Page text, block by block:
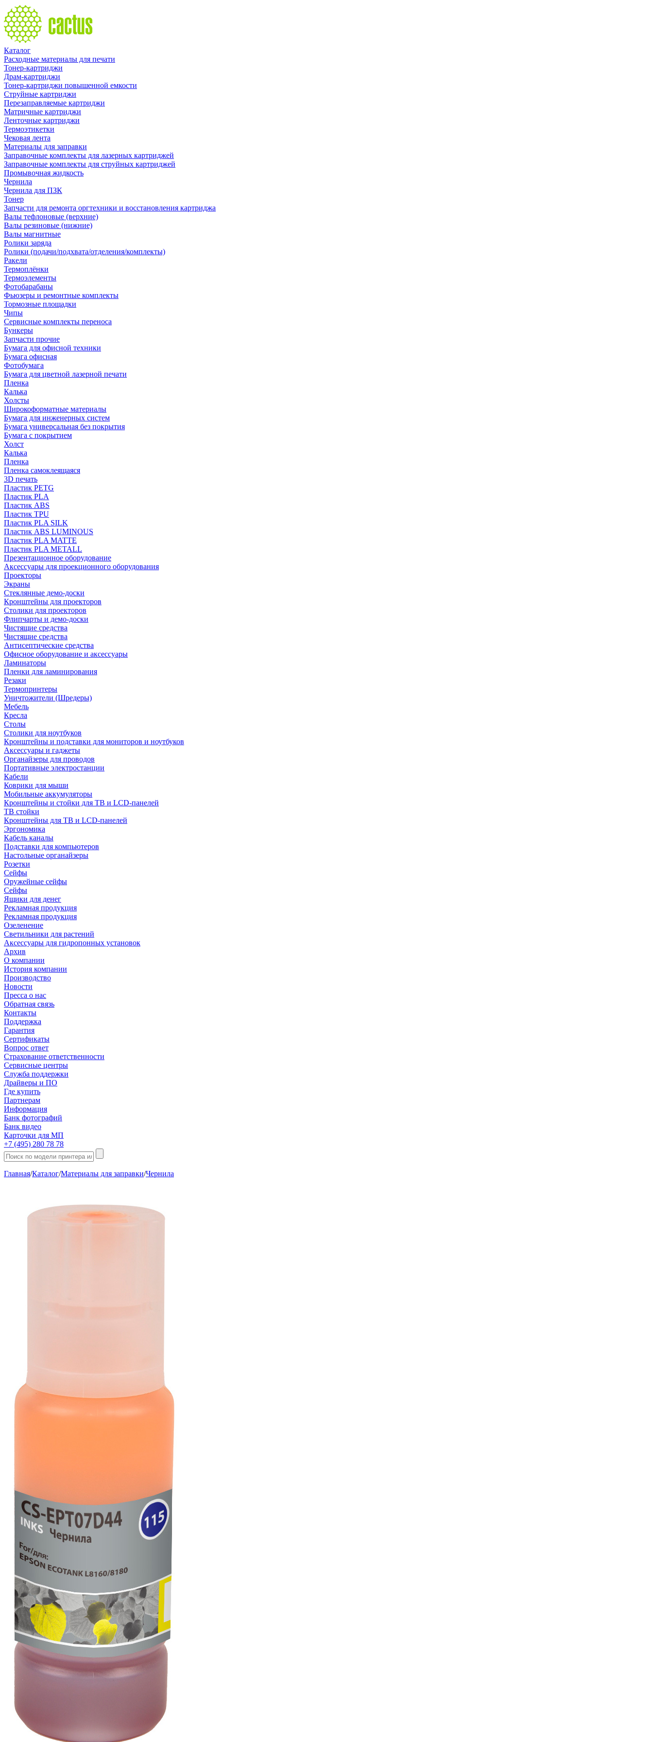
Каталог
Расходные материалы для печати
Тонер-картриджи
Драм-картриджи
Тонер-картриджи повышенной емкости
Струйные картриджи
Перезаправляемые картриджи
Матричные картриджи
Ленточные картриджи
Термоэтикетки
Чековая лента
Материалы для заправки
Заправочные комплекты для лазерных картриджей
Заправочные комплекты для струйных картриджей
Промывочная жидкость
Чернила
Чернила для ПЗК
Тонер
Запчасти для ремонта оргтехники и восстановления картриджа
Валы тефлоновые (верхние)
Валы резиновые (нижние)
Валы магнитные
Ролики заряда
Ролики (подачи/подхвата/отделения/комплекты)
Ракели
Термоплёнки
Термоэлементы
Фотобарабаны
Фьюзеры и ремонтные комплекты
Тормозные площадки
Чипы
Сервисные комплекты переноса
Бункеры
Запчасти прочие
Бумага для офисной техники
Бумага офисная
Фотобумага
Бумага для цветной лазерной печати
Пленка
Калька
Холсты
Широкоформатные материалы
Бумага для инженерных систем
Бумага универсальная без покрытия
Бумага с покрытием
Холст
Калька
Пленка
Пленка самоклеящаяся
3D печать
Пластик PETG
Пластик PLA
Пластик ABS
Пластик TPU
Пластик PLA SILK
Пластик ABS LUMINOUS
Пластик PLA MATTE
Пластик PLA METALL
Презентационное оборудование
Аксессуары для проекционного оборудования
Проекторы
Экраны
Стеклянные демо-доски
Кронштейны для проекторов
Столики для проекторов
Флипчарты и демо-доски
Чистящие средства
Чистящие средства
Антисептические средства
Офисное оборудование и аксессуары
Ламинаторы
Пленки для ламинирования
Резаки
Термопринтеры
Уничтожители (Шредеры)
Мебель
Кресла
Столы
Столики для ноутбуков
Кронштейны и подставки для мониторов и ноутбуков
Аксессуары и гаджеты
Органайзеры для проводов
Портативные электростанции
Кабели
Коврики для мыши
Мобильные аккумуляторы
Кронштейны и стойки для ТВ и LCD-панелей
ТВ стойки
Кронштейны для ТВ и LCD-панелей
Эргономика
Кабель каналы
Подставки для компьютеров
Настольные органайзеры
Розетки
Сейфы
Оружейные сейфы
Сейфы
Ящики для денег
Рекламная продукция
Рекламная продукция
Озеленение
Светильники для растений
Аксессуары для гидропонных установок
Архив
О компании
История компании
Производство
Новости
Пресса о нас
Обратная связь
Контакты
Поддержка
Гарантия
Сертификаты
Вопрос ответ
Страхование ответственности
Сервисные центры
Служба поддержки
Драйверы и ПО
Где купить
Партнерам
Информация
Банк фотографий
Банк видео
Карточки для МП
+7 (495) 280 78 78
Главная/Каталог/Материалы для заправки/Чернила